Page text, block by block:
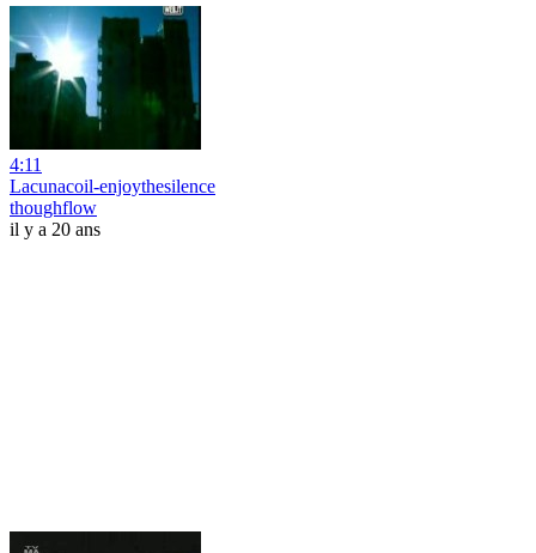
4:11
Lacunacoil-enjoythesilence
thoughflow
il y a 20 ans